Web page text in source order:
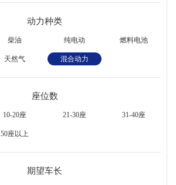
动力种类
柴油 纯电动 燃料电池
天然气 混合动力
座位数
10-20座 21-30座 31-40座
50座以上
期望车长